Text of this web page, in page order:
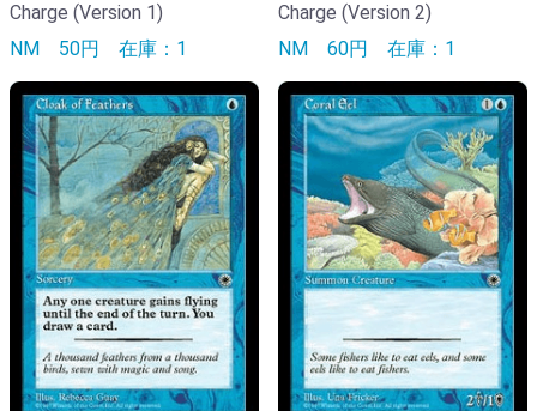
Charge (Version 1)
NM 50円 在庫：1
Charge (Version 2)
NM 60円 在庫：1